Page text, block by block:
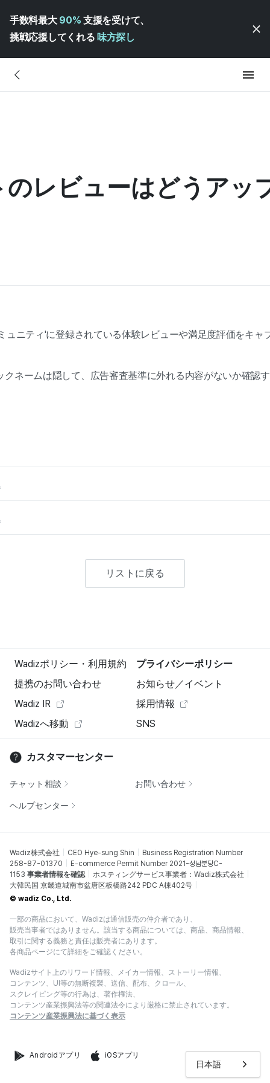
手数料最大 90% 支援を受けて、
挑戦応援してくれる 味方探し
日本語
レビューはどうアッ
ュニティ'に登録されている体験レビューや満足度評価をキャ
クネームは隠して、広告審査基準に外れる内容がないか確認
リストに戻る
Wadizポリシー・利用規約
プライバシーポリシー
提携のお問い合わせ
お知らせ／イベント
Wadiz IR
採用情報
Wadizへ移動
SNS
カスタマーセンター
チャット相談 お問い合わせ
ヘルプセンター
Wadiz株式会社 CEO Hye-sung Shin
Business Registration Number
258-87-01370
E-commerce Permit Number 2021-성남분당C-
1153 事業者情報を確認
ホスティングサービス事業者：Wadiz株式会社
大韓民国 京畿道城南市盆唐区板橋路242 PDC A棟402号
© wadiz Co., Ltd.
一部の商品において、Wadizは通信販売の仲介者であり、
販売当事者ではありません。該当する商品については、商品、商品情報、
取引に関する義務と責任は販売者にあります。
各商品ページにて詳細をご確認ください。
Wadizサイト上のリワード情報、メイカー情報、ストーリー情報、
コンテンツ、UI等の無断複製、送信、配布、クロール、
スクレイピング等の行為は、著作権法、
コンテンツ産業振興法等の関連法令により厳格に禁止されています。
コンテンツ産業振興法に基づく表示
Androidアプリ iOSアプリ